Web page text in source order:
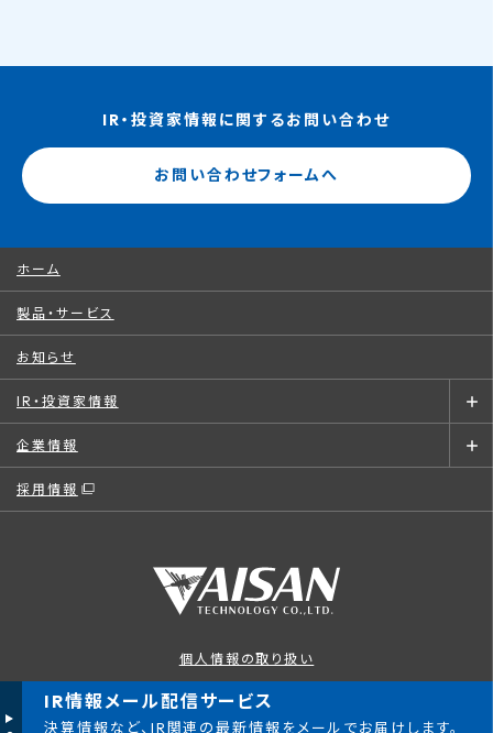
IR情報メール配信サービス
決算情報など、IR関連の最新情報をメールでお届けします。
IR・投資家情報に関するお問い合わせ
お問い合わせフォームへ
ホーム
製品・サービス
お知らせ
IR・投資家情報
企業情報
採用情報
個人情報の取り扱い
このサイトについて